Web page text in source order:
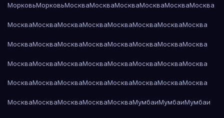
МорковьМорковьМоскваМоскваМоскваМоскваМоскваМосква
МоскваМоскваМоскваМоскваМоскваМоскваМоскваМосква
МоскваМоскваМоскваМоскваМоскваМоскваМоскваМосква
МоскваМоскваМоскваМоскваМоскваМоскваМоскваМосква
МоскваМоскваМоскваМоскваМоскваМоскваМоскваМосква
МоскваМоскваМоскваМоскваМоскваМумбаиМумбаиМумбаи